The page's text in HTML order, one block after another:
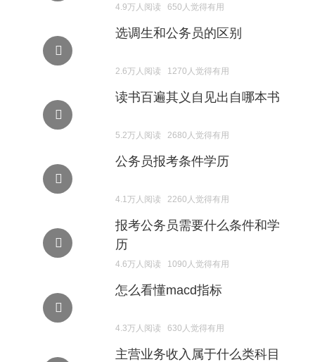
4.9万人阅读 650人觉得有用
选调生和公务员的区别
2.6万人阅读 1270人觉得有用
读书百遍其义自见出自哪本书
5.2万人阅读 2680人觉得有用
公务员报考条件学历
4.1万人阅读 2260人觉得有用
报考公务员需要什么条件和学
历
4.6万人阅读 1090人觉得有用
怎么看懂macd指标
4.3万人阅读 630人觉得有用
主营业务收入属于什么类科目